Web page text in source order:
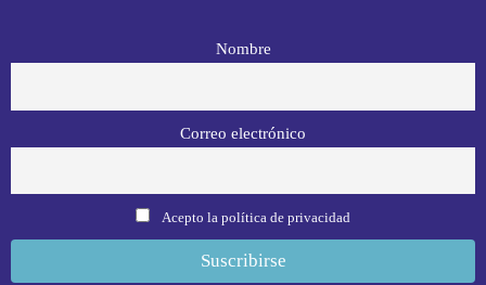
Nombre
Correo electrónico
Acepto la política de privacidad